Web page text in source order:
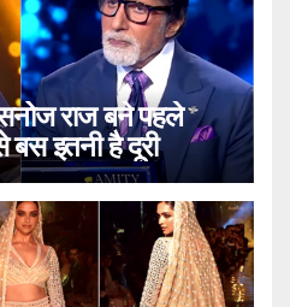
राज बने पहले
इतनी है दूरी